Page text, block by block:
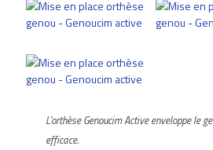
L’orthèse Genoucim Active enveloppe le
efficace.